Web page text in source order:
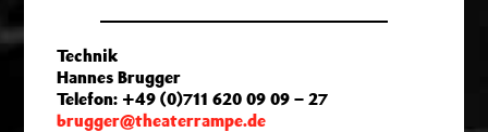
Technik
Hannes Brugger
Telefon: +49 (0)711 620 09 09 – 27
brugger@theaterrampe.de